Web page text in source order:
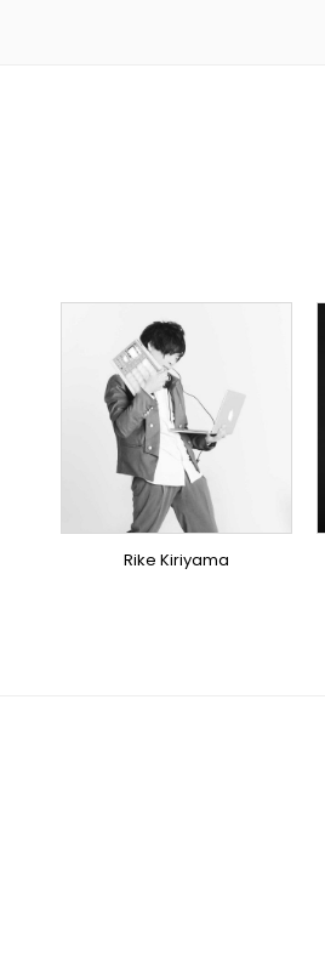
TOPLINER
PRODUCER
LYRICIST
SINGER
DOMESTICS
DOMESTICS
(提携)
Rike Kiriyama